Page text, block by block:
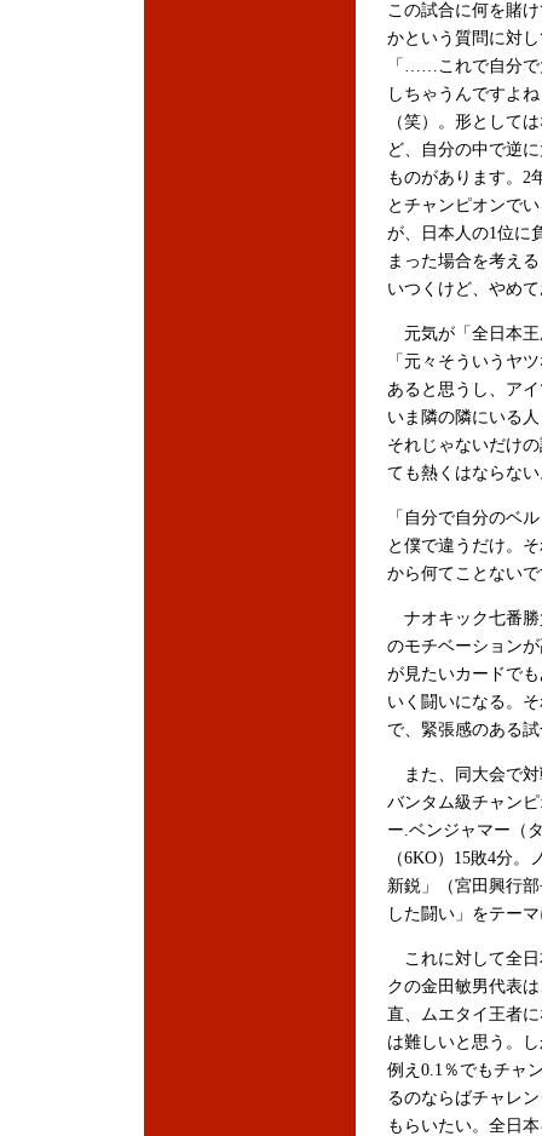
この試合に何を賭
かという質問に対
「……これで自分で
しちゃうんですよね
（笑）。形として
ど、自分の中で逆
ものがあります。2
とチャンピオンで
が、日本人の1位に
まった場合を考え
いつくけど、やめ
元気が「全日本王
「元々そういうヤ
あると思うし、ア
いま隣の隣にいる
それじゃないだけ
ても熱くはならな
「自分で自分のベ
と僕で違うだけ。
から何てことない
ナオキック七番勝
のモチベーション
が見たいカードで
いく闘いになる。
で、緊張感のある
また、同大会で対
バンタム級チャン
ー.ベンジャマー（
（6KO）15敗4分
新鋭」（宮田興行
した闘い」をテー
これに対して全日
クの金田敏男代表
直、ムエタイ王者
は難しいと思う。
例え0.1％でもチャ
るのならばチャレ
もらいたい。全日